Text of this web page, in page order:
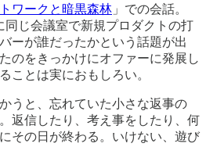
ワークと暗黒森林 」での会話。
同じ会議室で新規プロダクトの打
ーが誰だったかという話題が出
のをきっかけにオファーに発展し
ことは実におもしろい。
うと、忘れていた小さな返事の
返信したり、考え事をしたり、何
その日が終わる。いけない、遊び